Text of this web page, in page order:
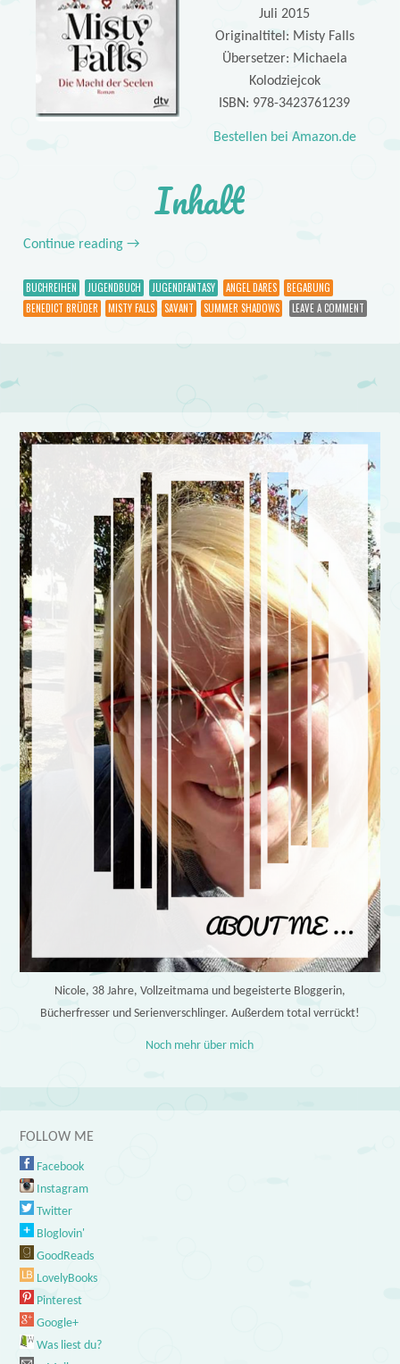
Juli 2015
Originaltitel: Misty Falls
Übersetzer: Michaela
Kolodziejcok
ISBN: 978-3423761239
Bestellen bei Amazon.de
Inhalt
Continue reading →
BUCHREIHEN JUGENDBUCH JUGENDFANTASY ANGEL DARES
BEGABUNG
BENEDICT BRÜDER
MISTY FALLS SAVANT SUMMER SHADOWS LEAVE A COMMENT
Post navigation
Nicole, 38 Jahre, Vollzeitmama und begeisterte Bloggerin,
Bücherfresser und Serienverschlinger. Außerdem total verrückt!
Noch mehr über mich
FOLLOW ME
Facebook
Instagram
Twitter
Bloglovin'
GoodReads
LovelyBooks
Pinterest
Google+
Was liest du?